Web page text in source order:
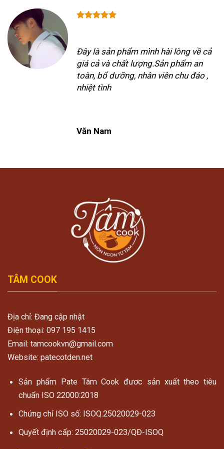
Đây là sản phẩm mình hài lòng về cả
giá cả và chất lượng.Sản phẩm an
toàn, bổ dưỡng, nhân viên chu đáo ,
nhiệt tình
Văn Nam
TÂM COOK
Địa chỉ: Đang cập nhật
Điện thoại: 097 195 1415
Email: tamcookvn@gmail.com
Website: patecotden.net
Sản phẩm Pate Tâm Cook đươc sản xuất theo tiêu
chuẩn ISO 22000:2018
Chứng chỉ ISO số: ISOQ.25020029-023
Quyết định cấp: 25020029-023/QĐ-ISOQ